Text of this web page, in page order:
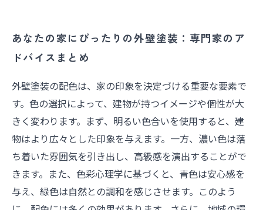
あなたの家にぴったりの外壁塗装：専門家のア
ドバイスまとめ
外壁塗装の配色は、家の印象を決定づける重要な要素で
す。色の選択によって、建物が持つイメージや個性が大
きく変わります。まず、明るい色合いを使用すると、建
物はより広々とした印象を与えます。一方、濃い色は落
ち着いた雰囲気を引き出し、高級感を演出することがで
きます。また、色彩心理学に基づくと、青色は安心感を
与え、緑色は自然との調和を感じさせます。このよう